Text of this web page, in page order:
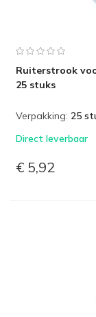
Ruiterstrook
25 stuks
Verpakking: 25
Direct leverbaar
€ 5,92